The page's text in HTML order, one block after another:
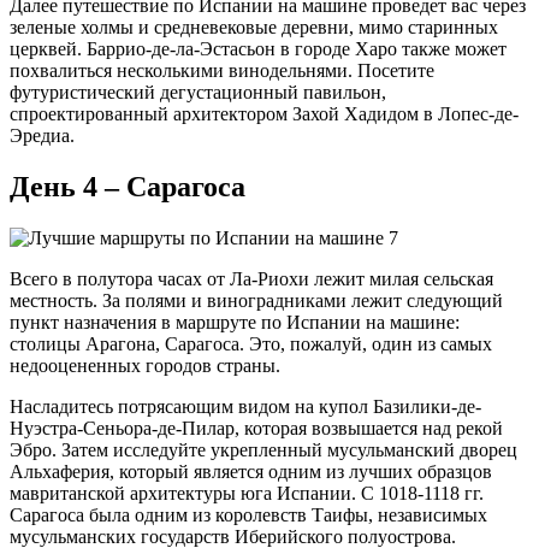
Далее путешествие по Испании на машине проведет вас через
зеленые холмы и средневековые деревни, мимо старинных
церквей. Баррио-де-ла-Эстасьон в городе Харо также может
похвалиться несколькими винодельнями. Посетите
футуристический дегустационный павильон,
спроектированный архитектором Захой Хадидом в Лопес-де-
Эредиа.
День 4 – Сарагоса
Всего в полутора часах от Ла-Риохи лежит милая сельская
местность. За полями и виноградниками лежит следующий
пункт назначения в маршруте по Испании на машине:
столицы Арагона, Сарагоса. Это, пожалуй, один из самых
недооцененных городов страны.
Насладитесь потрясающим видом на купол Базилики-де-
Нуэстра-Сеньора-де-Пилар, которая возвышается над рекой
Эбро. Затем исследуйте укрепленный мусульманский дворец
Альхаферия, который является одним из лучших образцов
мавританской архитектуры юга Испании. С 1018-1118 гг.
Сарагоса была одним из королевств Таифы, независимых
мусульманских государств Иберийского полуострова.